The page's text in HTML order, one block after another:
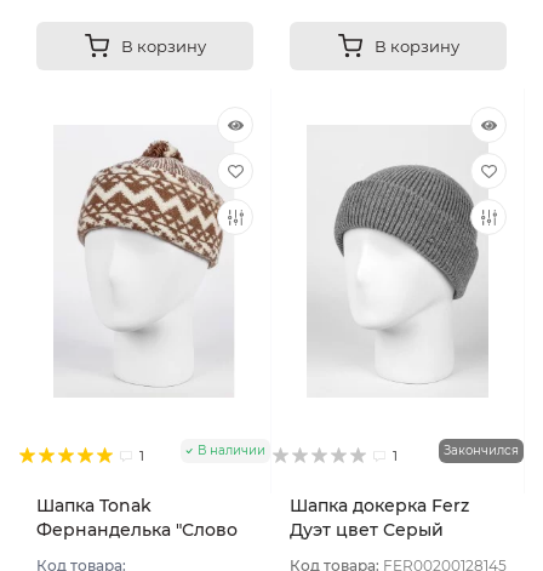
В корзину В корзину
1 В наличии
Шапка Tonak
Фернанделька "Слово
Код товара:
1 Закончился
Шапка докерка Ferz
Дуэт цвет Серый
Код товара: FER00200128145